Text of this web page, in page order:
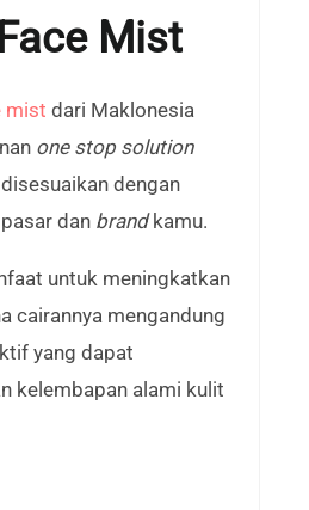
Mist
mist dari Maklonesia
one stop solution
dengan
dan brand kamu.
untuk meningkatkan
cairannya mengandung
yang dapat
kelembapan alami kulit